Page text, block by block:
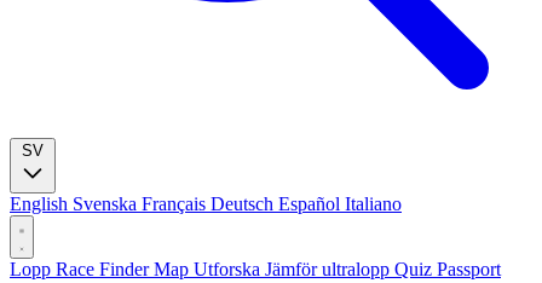
English Svenska Français Deutsch Español Italiano
Lopp Race FinderMap Utforska Jämför ultralopp Quiz Passport